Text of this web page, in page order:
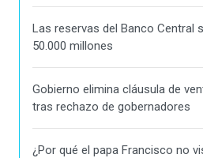
Las reservas del Banco Central
50.000 millones
Gobierno elimina cláusula de
tras rechazo de gobernadores
¿Por qué el papa Francisco no